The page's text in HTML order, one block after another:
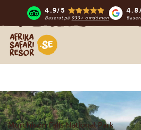
4.9/5
Baserat på 933+ omdömen
Safari-resor i Afrika
Murchison Falls National Park